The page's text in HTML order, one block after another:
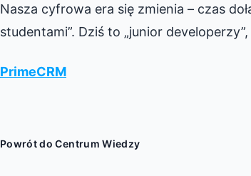
Nasza cyfrowa era się zmienia – czas
studentami”. Dziś to „junior
PrimeCRM
Powrót do Centrum Wiedzy